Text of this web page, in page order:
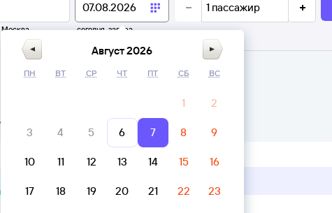
Москва сегодня, завтра
1 пассажир
Август 2026
ПН ВТ СР ЧТ ПТ СБ ВС
1 2
3 4 5 6 7 8 9
10 11 12 13 14 15 16
17 18 19 20 21 22 23